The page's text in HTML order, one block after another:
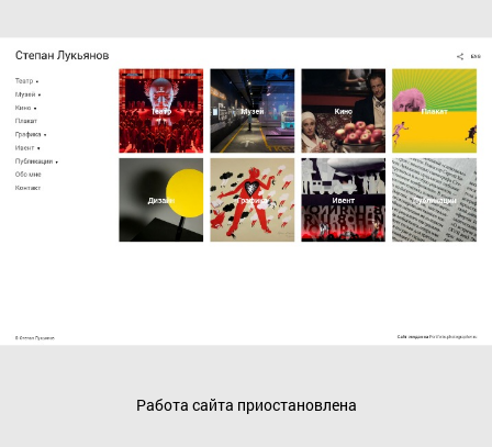
Работа сайта приостановлена